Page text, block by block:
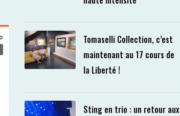
Tomaselli Collection, c’est
maintenant au 17 cours de
la Liberté !
Sting en trio : un retour aux